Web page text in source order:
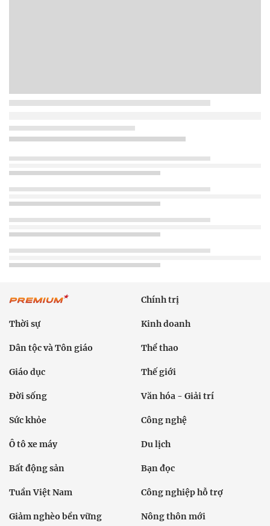
Chính trị
Thời sự Kinh doanh
Dân tộc và Tôn giáo Thể thao
Giáo dục Thế giới
Đời sống Văn hóa - Giải trí
Sức khỏe Công nghệ
Ô tô xe máy Du lịch
Bất động sản Bạn đọc
Tuần Việt Nam Công nghiệp hỗ trợ
Giảm nghèo bền vững Nông thôn mới